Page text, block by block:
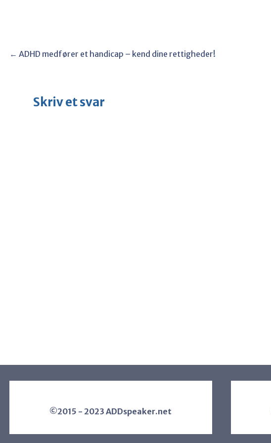
Post
← ADHD medfører et handicap – kend dine rettigheder!
Skriv et svar
©2015 - 2023 ADDspeaker.net